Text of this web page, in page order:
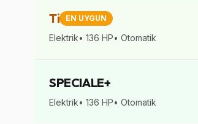
Ti EN UYGUN
Elektrik• 136 HP• Otomatik
SPECIALE+
Elektrik• 136 HP• Otomatik